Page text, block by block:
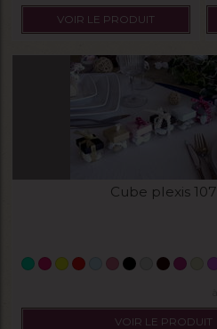
VOIR LE PRODUIT
Cube plexis 107
VOIR LE PRODUIT